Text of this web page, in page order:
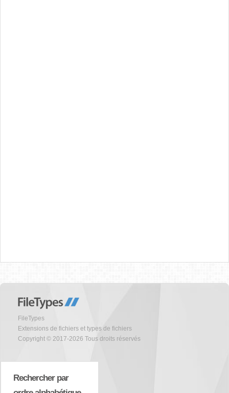
FileTypes
Extensions de fichiers et types de fichiers
Copyright © 2017-2026 Tous droits réservés
Rechercher par